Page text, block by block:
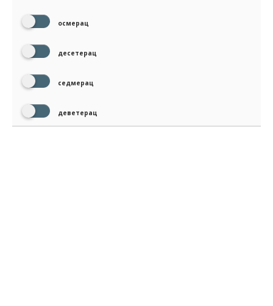
осмерац
десетерац
седмерац
деветерац